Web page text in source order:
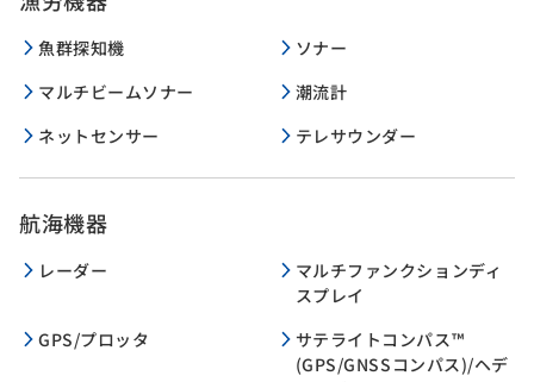
魚群探知機
ソナー
マルチビームソナー
潮流計
ネットセンサー
テレサウンダー
航海機器
レーダー
マルチファンクションディ
スプレイ
GPS/プロッタ
サテライトコンパス™
(GPS/GNSSコンパス)/ヘデ